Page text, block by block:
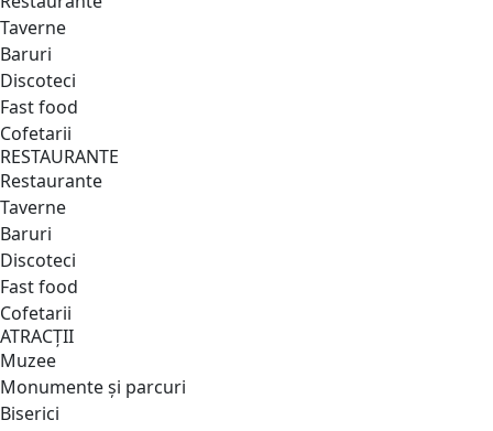
Taverne
Baruri
Discoteci
Fast food
Cofetarii
RESTAURANTE
Restaurante
Taverne
Baruri
Discoteci
Fast food
Cofetarii
ATRACȚII
Muzee
Monumente și parcuri
Biserici